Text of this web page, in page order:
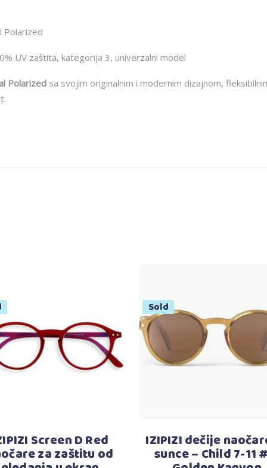
Polarized
UV zaštita, kategorija 3, univerzalni model
Polarized sa svojim originalnim i modernim dizajnom,
Pročitajte još
Screen D Red
za zaštitu od
Sold
Pročitajte još
IZIPIZI dečije
sunce – Child 7-11